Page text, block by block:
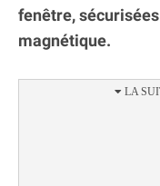
fenêtre,
magnétique.